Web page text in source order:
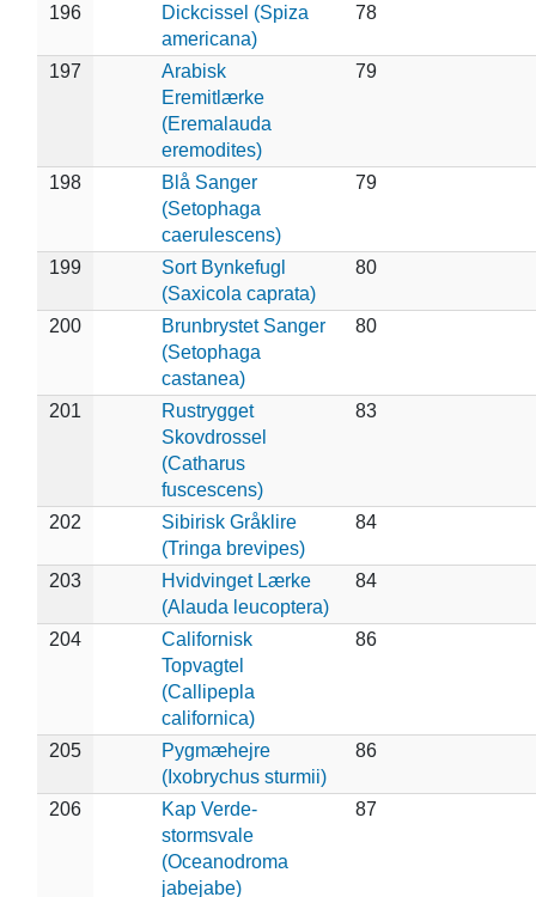
196
Dickcissel (Spiza
americana)
78
197
Arabisk
Eremitlærke
(Eremalauda
eremodites)
79
198
Blå Sanger
(Setophaga
caerulescens)
79
199
Sort Bynkefugl
(Saxicola caprata)
80
200
Brunbrystet Sanger
(Setophaga
castanea)
80
201
Rustrygget
Skovdrossel
(Catharus
fuscescens)
83
202
Sibirisk Gråklire
(Tringa brevipes)
84
203
Hvidvinget Lærke
(Alauda leucoptera)
84
204
Californisk
Topvagtel
(Callipepla
californica)
86
205
Pygmæhejre
(Ixobrychus sturmii)
86
206
Kap Verde-
stormsvale
(Oceanodroma
jabejabe)
87